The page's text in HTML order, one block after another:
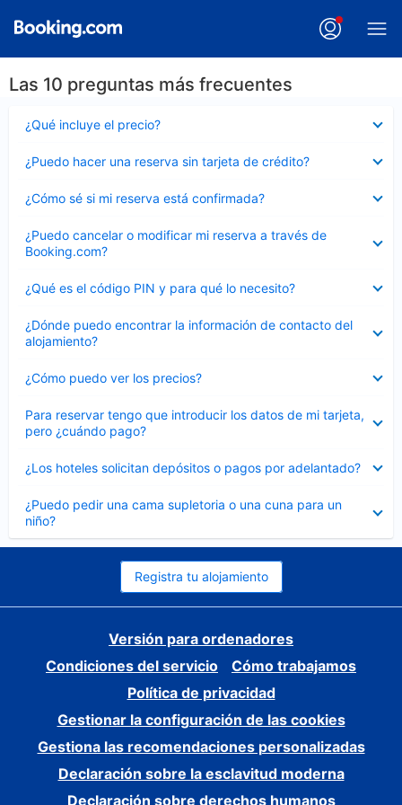
Las 10 preguntas más frecuentes
¿Qué incluye el precio?
cerrado
¿Puedo hacer una reserva sin tarjeta de crédito?
cerrado
¿Cómo sé si mi reserva está confirmada?
cerrado
¿Puedo cancelar o modificar mi reserva a través de
Booking.com?
cerrado
¿Qué es el código PIN y para qué lo necesito?
cerrado
¿Dónde puedo encontrar la información de contacto del
alojamiento?
cerrado
¿Cómo puedo ver los precios?
cerrado
Para reservar tengo que introducir los datos de mi tarjeta,
pero ¿cuándo pago?
cerrado
¿Los hoteles solicitan depósitos o pagos por adelantado?
cerrado
¿Puedo pedir una cama supletoria o una cuna para un
niño?
cerrado
Registra tu alojamiento
Versión para ordenadores
Condiciones del servicio
Cómo trabajamos
Política de privacidad
Gestionar la configuración de las cookies
Gestiona las recomendaciones personalizadas
Declaración sobre la esclavitud moderna
Declaración sobre derechos humanos